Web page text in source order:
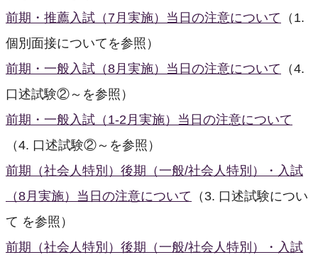
前期・推薦入試（7月実施）当日の注意について （1.
個別面接についてを参照）
前期・一般入試（8月実施）当日の注意について （4.
口述試験②～を参照）
前期・一般入試（1-2月実施）当日の注意について
（4. 口述試験②～を参照）
前期（社会人特別）後期（一般/社会人特別）・入試
（8月実施）当日の注意について （3. 口述試験につい
て を参照）
前期（社会人特別）後期（一般/社会人特別）・入試